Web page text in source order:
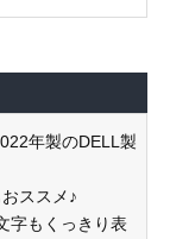
年製のDELL製
ススメ♪
字もくっきり表